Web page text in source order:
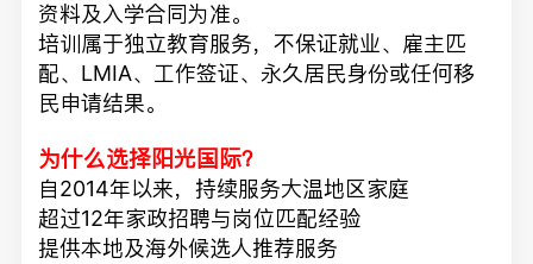
资料及入学合同为准。
培训属于独立教育服务，不保证就业、雇主匹
配、LMIA、工作签证、永久居民身份或任何移
民申请结果。
为什么选择阳光国际？
自2014年以来，持续服务大温地区家庭
超过12年家政招聘与岗位匹配经验
提供本地及海外候选人推荐服务